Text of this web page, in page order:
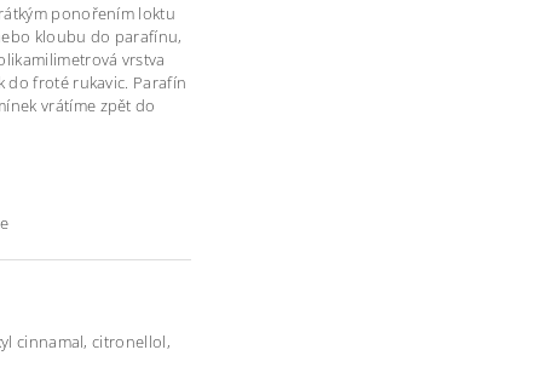
ponořením loktu
kloubu do parafínu,
vrstva
do froté rukavic. Parafín
vrátíme zpět do
cinnamal, citronellol,